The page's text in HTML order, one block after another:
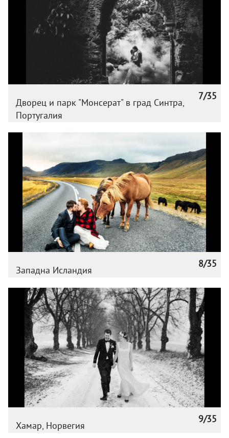
7/35
Дворец и парк "Монсерат" в град Синтра,
Португалия
8/35
Западна Исландия
9/35
Хамар, Норвегия